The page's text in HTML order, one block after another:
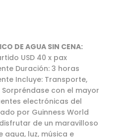
DE AGUA SIN CENA:
USD 40 x pax
Duración: 3 horas
Incluye: Transporte,
con el mayor
electrónicas del
por Guinness World
de un maravilloso
agua, luz, música e